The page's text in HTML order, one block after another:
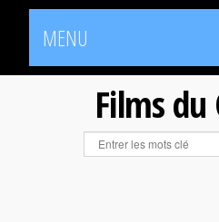
MENU
Films du